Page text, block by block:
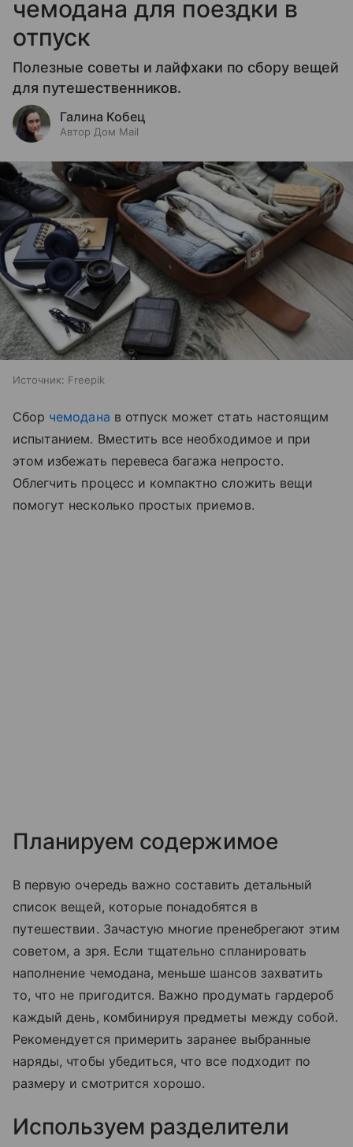
чемодана для поездки в
отпуск
Полезные советы и лайфхаки по сбору вещей
для путешественников.
Галина Кобец
Автор Дом Mail
Источник: Freepik
Сбор чемодана в отпуск может стать настоящим
испытанием. Вместить все необходимое и при
этом избежать перевеса багажа непросто.
Облегчить процесс и компактно сложить вещи
помогут несколько простых приемов.
Планируем содержимое
В первую очередь важно составить детальный
список вещей, которые понадобятся в
путешествии. Зачастую многие пренебрегают этим
советом, а зря. Если тщательно спланировать
наполнение чемодана, меньше шансов захватить
то, что не пригодится. Важно продумать гардероб
каждый день, комбинируя предметы между собой.
Рекомендуется примерить заранее выбранные
наряды, чтобы убедиться, что все подходит по
размеру и смотрится хорошо.
Используем разделители